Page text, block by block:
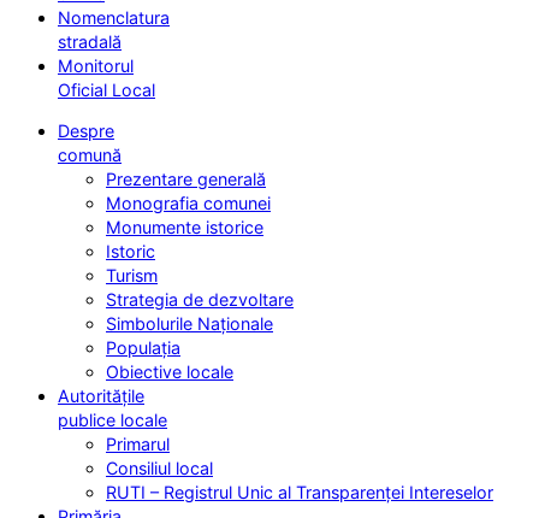
Nomenclatura
stradală
Monitorul
Oficial Local
Despre
comună
Prezentare generală
Monografia comunei
Monumente istorice
Istoric
Turism
Strategia de dezvoltare
Simbolurile Naționale
Populația
Obiective locale
Autoritățile
publice locale
Primarul
Consiliul local
RUTI – Registrul Unic al Transparenței Intereselor